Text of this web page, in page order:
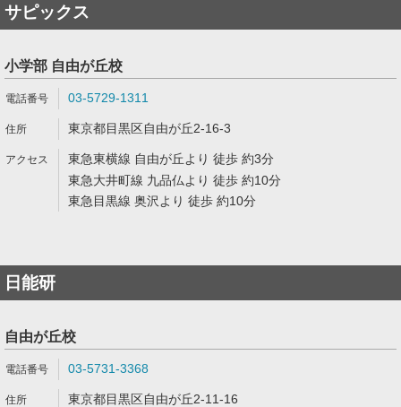
サピックス
小学部 自由が丘校
03-5729-1311
東京都目黒区自由が丘2-16-3
東急東横線 自由が丘より 徒歩 約3分
東急大井町線 九品仏より 徒歩 約10分
東急目黒線 奥沢より 徒歩 約10分
日能研
自由が丘校
03-5731-3368
東京都目黒区自由が丘2-11-16